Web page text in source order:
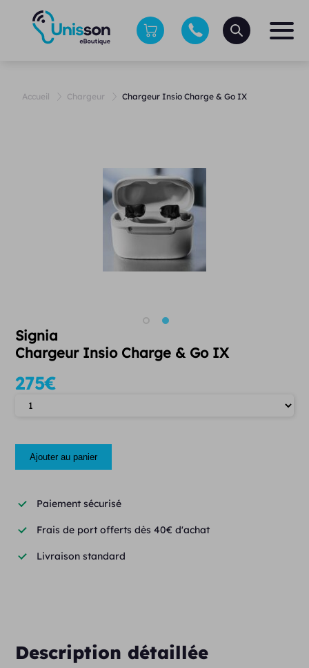
Accueil Chargeur Chargeur Insio Charge & Go IX
Signia
Chargeur Insio Charge & Go IX
275€
Quantité
Ajouter au panier
Paiement sécurisé
Frais de port offerts dès 40€ d'achat
Livraison standard
Description détaillée